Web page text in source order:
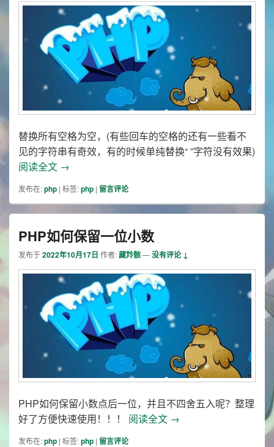
替换所有空格为空，(有些回车的空格的还有一些看不
见的字符串有奇效，有的时候单纯替换“ ”字符没有效果)
阅读全文 php正则替换所有空格和换行
→
发布在:php | 标签:php | 留言评论
PHP如何保留一位小数
发布于2022年10月17日 作者:藏羚骸—没有评论 ↓
PHP如何保留小数点后一位，并且不四舍五入呢？整理
好了方便快速使用！！！ 阅读全文 PHP如何保留一位小数
→
发布在:php | 标签:php | 留言评论